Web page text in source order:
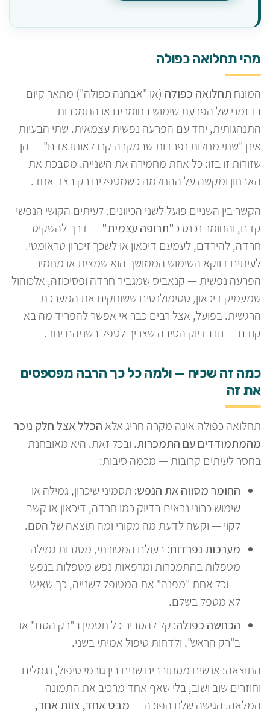
מהי תחלואה כפולה
המונח תחלואה כפולה (או "אבחנה כפולה") מתאר קיום
בו-זמני של הפרעת שימוש בחומרים או התמכרות
התנהגותית, יחד עם הפרעה נפשית עצמאית. שתי הבעיות
אינן "שתי מחלות נפרדות שבמקרה קרו לאותו אדם" — הן
שזורות זו בזו: כל אחת מחמירה את השנייה, מסבכת את
האבחון ומקשה על ההחלמה כשמטפלים רק בצד אחד.
הקשר בין השניים פועל לשני הכיוונים. לעיתים הקושי הנפשי
קדם, והחומר נכנס כ"תרופה עצמית" — דרך להשקיט
חרדה, להירדם, לעמעם דיכאון או לשכך זיכרון טראומטי.
לעיתים דווקא השימוש הממושך הוא שמצית או מחמיר
הפרעה נפשית — קנאביס שמגביר חרדה ופסיכוזה, אלכוהול
שמעמיק דיכאון, סטימולנטים ששוחקים את המערכת
הרגשית. בפועל, אצל רבים כבר אי אפשר להפריד מה בא
קודם — וזו בדיוק הסיבה שצריך לטפל בשניהם יחד.
כמה זה שכיח — ולמה כל כך הרבה מפספסים
את זה
תחלואה כפולה אינה מקרה חריג אלא הכלל אצל חלק ניכר
מהמתמודדים עם התמכרות. ובכל זאת, היא מאובחנת
בחסר לעיתים קרובות — מכמה סיבות:
החומר מסווה את הנפש: תסמיני שיכרון, גמילה או
שימוש כרוני נראים בדיוק כמו חרדה, דיכאון או קשב
לקוי — וקשה לדעת מה מקורי ומה תוצאה של הסם.
מערכות נפרדות:בעולם המסורתי, מסגרות גמילה
מטפלות בהתמכרות ומרפאות נפש מטפלות בנפש
— וכל אחת "מפנה" את המטופל לשנייה, כך שאיש
לא מטפל בשלם.
הכחשה כפולה: קל להסביר כל תסמין ב"רק הסם" או
ב"רק הראש", ולדחות טיפול אמיתי בשני.
התוצאה: אנשים מסתובבים שנים בין גורמי טיפול, נגמלים
וחוזרים שוב ושוב, בלי שאף אחד מרכיב את התמונה
המלאה. הגישה שלנו הפוכה —מבט אחד, צוות אחד,